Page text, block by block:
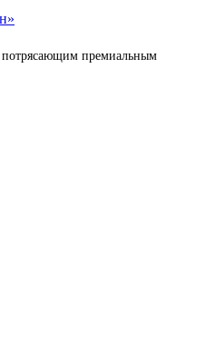
потрясающим премиальным